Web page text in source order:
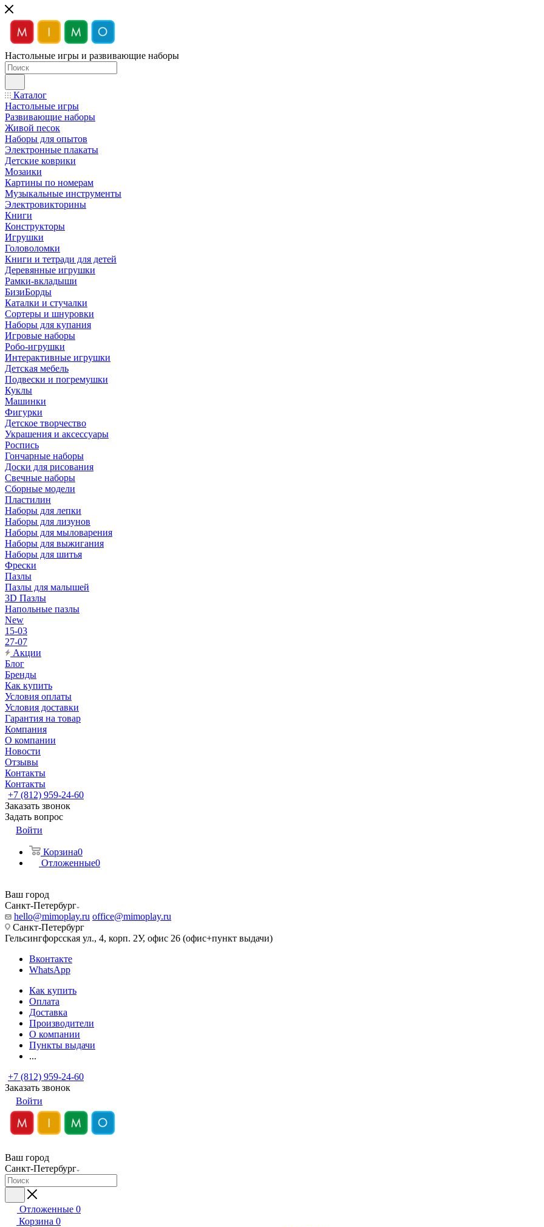
Настольные игры и развивающие наборы
Каталог
Настольные игры
Развивающие наборы
Живой песок
Наборы для опытов
Электронные плакаты
Детские коврики
Мозаики
Картины по номерам
Музыкальные инструменты
Электровикторины
Книги
Конструкторы
Игрушки
Головоломки
Книги и тетради для детей
Деревянные игрушки
Рамки-вкладыши
БизиБорды
Каталки и стучалки
Сортеры и шнуровки
Наборы для купания
Игровые наборы
Робо-игрушки
Интерактивные игрушки
Детская мебель
Подвески и погремушки
Куклы
Машинки
Фигурки
Детское творчество
Украшения и аксессуары
Роспись
Гончарные наборы
Доски для рисования
Свечные наборы
Сборные модели
Пластилин
Наборы для лепки
Наборы для лизунов
Наборы для мыловарения
Наборы для выжигания
Наборы для шитья
Фрески
Пазлы
Пазлы для малышей
3D Пазлы
Напольные пазлы
New
15-03
27-07
Акции
Блог
Бренды
Как купить
Условия оплаты
Условия доставки
Гарантия на товар
Компания
О компании
Новости
Отзывы
Контакты
Контакты
+7 (812) 959-24-60
Заказать звонок
Задать вопрос
Войти
Корзина0
Отложенные0
Ваш город
Санкт-Петербург
hello@mimoplay.ru office@mimoplay.ru
Санкт-Петербург
Гельсингфорсская ул., 4, корп. 2У, офис 26 (офис+пункт выдачи)
Вконтакте
WhatsApp
Как купить
Оплата
Доставка
Производители
О компании
Пункты выдачи
...
+7 (812) 959-24-60
Заказать звонок
Войти
Ваш город
Санкт-Петербург
Отложенные 0
Корзина 0